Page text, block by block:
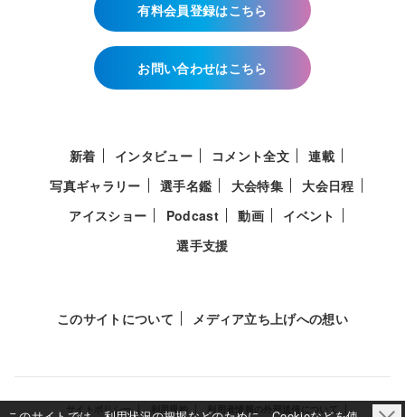
有料会員登録はこちら
お問い合わせはこちら
新着 インタビュー コメント全文
連載
写真ギャラリー
選手名鑑 大会特集
大会日程
アイスショー
Podcast 動画
イベント
選手支援
このサイトについて メディア立ち上げへの想い
サイトポリシー 利用規約 利用者情報の外部送信について